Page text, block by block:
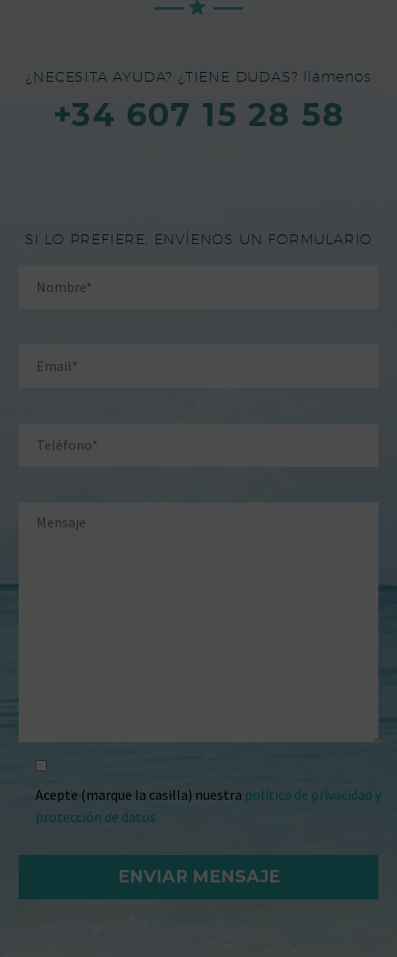
¿NECESITA AYUDA? ¿TIENE DUDAS? llámenos
+34 607 15 28 58
SI LO PREFIERE, ENVÍENOS UN FORMULARIO
Acepte (marque la casilla) nuestra política de privacidad y
protección de datos